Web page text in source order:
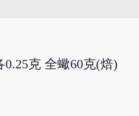
克 全蠍60克(焙)